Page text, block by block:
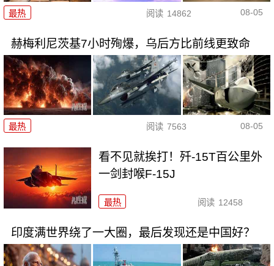
最热 阅读 14862 08-05
赫梅利尼茨基7小时殉爆，乌后方比前线更致命
最热 阅读 7563 08-05
看不见就挨打！歼-15T百公里外
一剑封喉F-15J
最热 阅读 12458
印度满世界绕了一大圈，最后发现还是中国好？